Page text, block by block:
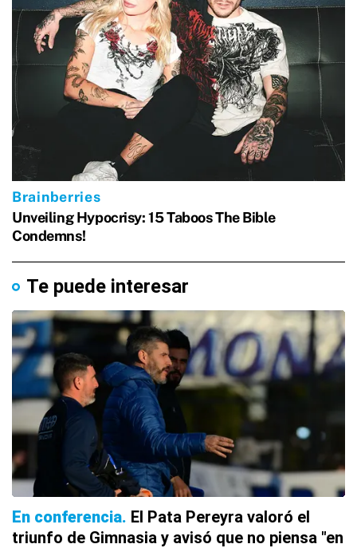
Te puede interesar
En conferencia El Pata Pereyra valoró el
triunfo de Gimnasia y avisó que no piensa "en